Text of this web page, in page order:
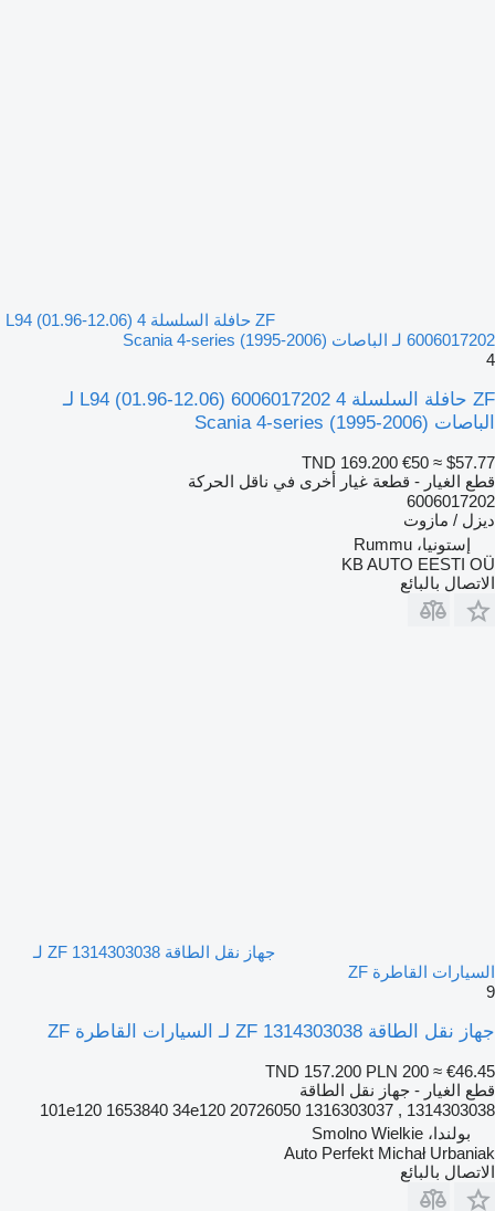
ZF حافلة السلسلة 4 L94 (01.96-12.06)
6006017202 لـ الباصات Scania 4-series (1995-2006)
4
ZF حافلة السلسلة 4 L94 (01.96-12.06) 6006017202 لـ
الباصات Scania 4-series (1995-2006)
TND 169.200 €50 ≈ $57.77
قطع الغيار - قطعة غيار أخرى في ناقل الحركة
6006017202
ديزل / مازوت
إستونيا، Rummu
KB AUTO EESTI OÜ
الاتصال بالبائع
جهاز نقل الطاقة ZF 1314303038 لـ
السيارات القاطرة ZF
9
جهاز نقل الطاقة ZF 1314303038 لـ السيارات القاطرة ZF
TND 157.200 PLN 200 ≈ €46.45
قطع الغيار - جهاز نقل الطاقة
1314303038 , 1316303037 20726050 101e120 1653840 34e120
بولندا، Smolno Wielkie
Auto Perfekt Michał Urbaniak
الاتصال بالبائع